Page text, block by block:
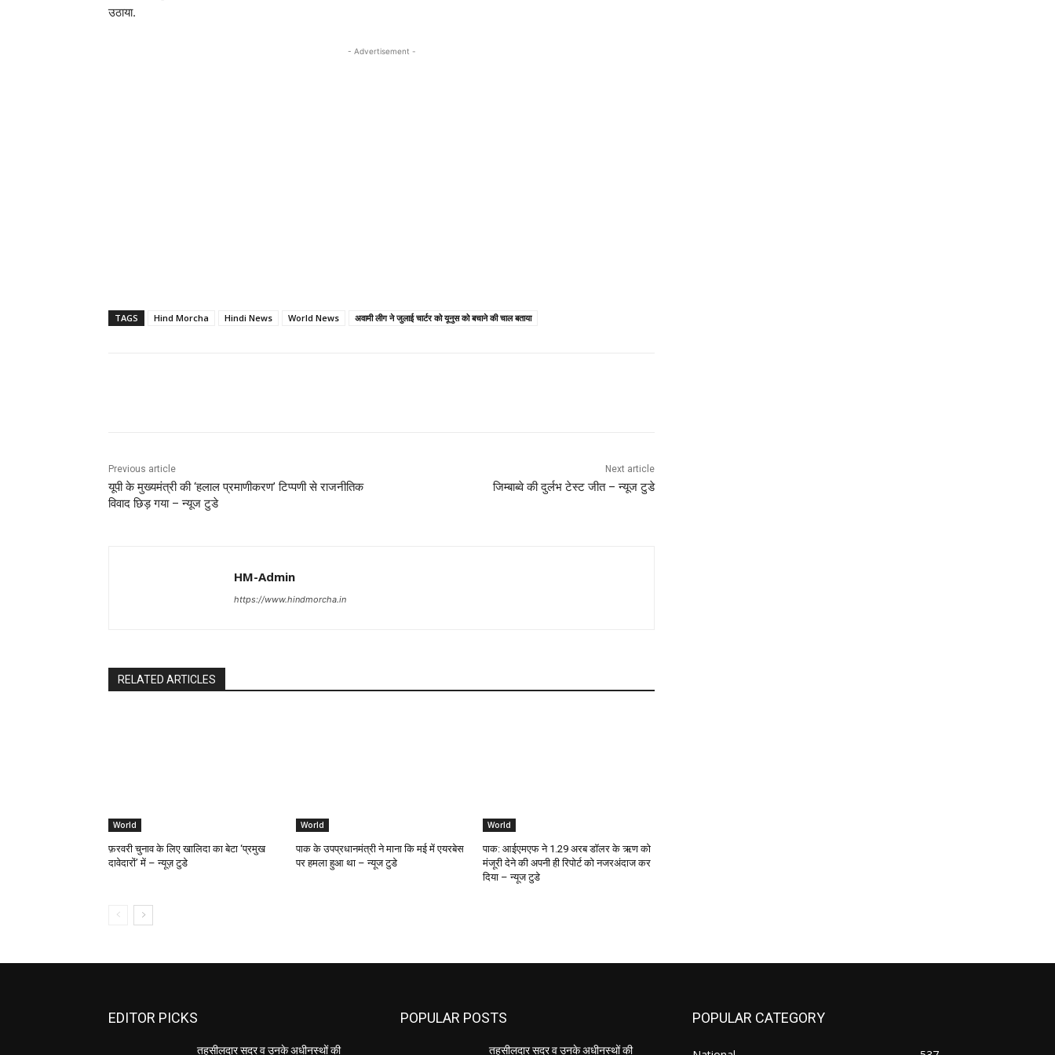
उठाया.
- Advertisement -
TAGS Hind Morcha Hindi News World News अवामी लीग ने जुलाई चार्टर को यूनुस को बचाने की चाल बताया
Previous article
यूपी के मुख्यमंत्री की ‘हलाल प्रमाणीकरण’ टिप्पणी से राजनीतिक
विवाद छिड़ गया – न्यूज टुडे
Next article
जिम्बाब्वे की दुर्लभ टेस्ट जीत – न्यूज टुडे
HM-Admin
https://www.hindmorcha.in
RELATED ARTICLES
World
फ़रवरी चुनाव के लिए खालिदा का बेटा ‘प्रमुख
दावेदारों’ में – न्यूज़ टुडे
World
पाक के उपप्रधानमंत्री ने माना कि मई में एयरबेस
पर हमला हुआ था – न्यूज टुडे
World
पाक: आईएमएफ ने 1.29 अरब डॉलर के ऋण को
मंजूरी देने की अपनी ही रिपोर्ट को नजरअंदाज कर
दिया – न्यूज टुडे
EDITOR PICKS
तहसीलदार सदर व उनके अधीनस्थों की
POPULAR POSTS
तहसीलदार सदर व उनके अधीनस्थों की
POPULAR CATEGORY